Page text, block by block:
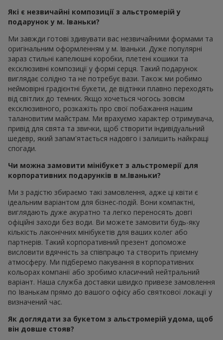
Які є незвичайні композиції з альстромерій у
подарунок у м. Іваньки?
Ми завжди готові здивувати вас незвичайними формами та
оригінальним оформленням у м. Іваньки. Дуже популярні
зараз стильні капелюшні коробки, плетені кошики та
ексклюзивні композиції у формі серця. Такий подарунок
виглядає солідно та не потребує вази. Також ми робимо
неймовірні градієнтні букети, де відтінки плавно переходять
від світлих до темних. Якщо хочеться чогось зовсім
ексклюзивного, розкажіть про свої побажання нашим
талановитим майстрам. Ми врахуємо характер отримувача,
привід для свята та звички, щоб створити індивідуальний
шедевр, який запам'ятається надовго і залишить найкращі
спогади.
Чи можна замовити мінібукет з альстромерії для
корпоративних подарунків в м.Іваньки?
Ми з радістю збираємо такі замовлення, адже ці квіти є
ідеальним варіантом для бізнес-подій. Вони компактні,
виглядають дуже акуратно та легко переносять довгі
офіційні заходи без води. Ви можете замовити будь-яку
кількість лаконічних мінібукетів для ваших колег або
партнерів. Такий корпоративний презент допоможе
висловити вдячність за співпрацю та створить приємну
атмосферу. Ми підберемо пакування в корпоративних
кольорах компанії або зробимо класичний нейтральний
варіант. Наша служба доставки швидко привезе замовлення
по Іванькам прямо до вашого офісу або святкової локації у
визначений час.
Як доглядати за букетом з альстромерій удома, щоб
він довше стояв?